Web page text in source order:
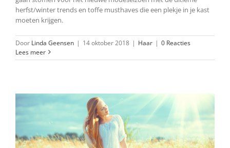
herfst/winter trends en toffe musthaves die een plekje in je kast
moeten krijgen.
Door Linda Geensen | 14 oktober 2018 | Haar | 0 Reacties
Lees meer